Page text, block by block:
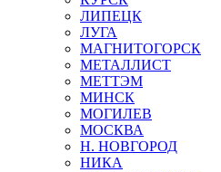
ЛИПЕЦК
ЛУГА
МАГНИТОГОРСК
МЕТАЛЛИСТ
МЕТТЭМ
МИНСК
МОГИЛЕВ
МОСКВА
Н. НОВГОРОД
НИКА